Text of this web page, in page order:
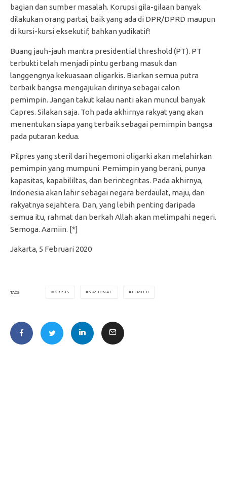
bagian dan sumber masalah. Korupsi gila-gilaan banyak
dilakukan orang partai, baik yang ada di DPR/DPRD maupun
di kursi-kursi eksekutif, bahkan yudikatif!
Buang jauh-jauh mantra presidential threshold (PT). PT
terbukti telah menjadi pintu gerbang masuk dan
langgengnya kekuasaan oligarkis. Biarkan semua putra
terbaik bangsa mengajukan dirinya sebagai calon
pemimpin. Jangan takut kalau nanti akan muncul banyak
Capres. Silakan saja. Toh pada akhirnya rakyat yang akan
menentukan siapa yang terbaik sebagai pemimpin bangsa
pada putaran kedua.
Pilpres yang steril dari hegemoni oligarki akan melahirkan
pemimpin yang mumpuni. Pemimpin yang berani, punya
kapasitas, kapabililtas, dan berintegritas. Pada akhirnya,
Indonesia akan lahir sebagai negara berdaulat, maju, dan
rakyatnya sejahtera. Dan, yang lebih penting daripada
semua itu, rahmat dan berkah Allah akan melimpahi negeri.
Semoga. Aamiin. [*]
Jakarta, 5 Februari 2020
TAGS KRISIS NASIONAL PEMILU